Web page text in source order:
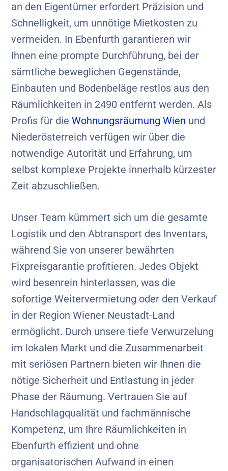
an den Eigentümer erfordert Präzision und
Schnelligkeit, um unnötige Mietkosten zu
vermeiden. In Ebenfurth garantieren wir
Ihnen eine prompte Durchführung, bei der
sämtliche beweglichen Gegenstände,
Einbauten und Bodenbeläge restlos aus den
Räumlichkeiten in 2490 entfernt werden. Als
Profis für die Wohnungsräumung Wien und
Niederösterreich verfügen wir über die
notwendige Autorität und Erfahrung, um
selbst komplexe Projekte innerhalb kürzester
Zeit abzuschließen.
Unser Team kümmert sich um die gesamte
Logistik und den Abtransport des Inventars,
während Sie von unserer bewährten
Fixpreisgarantie profitieren. Jedes Objekt
wird besenrein hinterlassen, was die
sofortige Weitervermietung oder den Verkauf
in der Region Wiener Neustadt-Land
ermöglicht. Durch unsere tiefe Verwurzelung
im lokalen Markt und die Zusammenarbeit
mit seriösen Partnern bieten wir Ihnen die
nötige Sicherheit und Entlastung in jeder
Phase der Räumung. Vertrauen Sie auf
Handschlagqualität und fachmännische
Kompetenz, um Ihre Räumlichkeiten in
Ebenfurth effizient und ohne
organisatorischen Aufwand in einen